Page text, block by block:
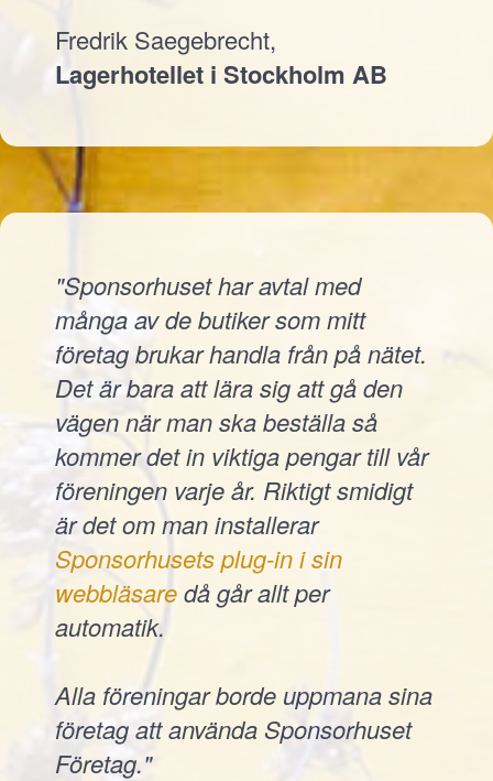
Fredrik Saegebrecht,
Lagerhotellet i Stockholm AB
"Sponsorhuset har avtal med
många av de butiker som mitt
företag brukar handla från på nätet.
Det är bara att lära sig att gå den
vägen när man ska beställa så
kommer det in viktiga pengar till vår
föreningen varje år. Riktigt smidigt
är det om man installerar
Sponsorhusets plug-in i sin
webbläsaredå går allt per
automatik.
Alla föreningar borde uppmana sina
företag att använda Sponsorhuset
Företag."